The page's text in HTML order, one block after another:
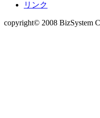
リンク
copyright© 2008 BizSystem